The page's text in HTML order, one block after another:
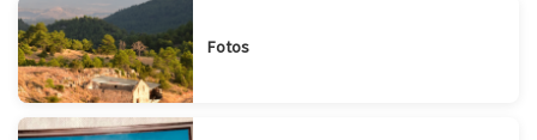
Fotos